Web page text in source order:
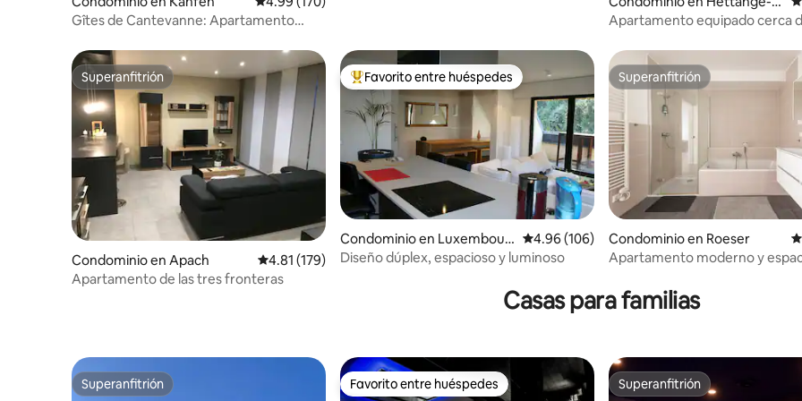
Gîtes de Cantevanne: Apartamento
rande
Apartamento equipado cerca
Superanfitrión
Superanfitrión
Condominio en Apach Calificación promedio: 4.81 de 5; 179 evaluaciones
4.81 (179)
Apartamento de las tres fronteras
De los mejores en Favorito entre huéspedes
Favorito entre huéspedes
Condominio en Luxembour
g
Calificación promedio: 4.96 de 5; 106
4.96 (106)
Diseño dúplex, espacioso y luminoso
Superanfitrión
Superanfitrión
Condominio en Roeser
Apartamento moderno y
Casas para familias
Superanfitrión
Superanfitrión Favorito entre huéspedes
Favorito entre huéspedes Superanfitrión
Superanfitrión